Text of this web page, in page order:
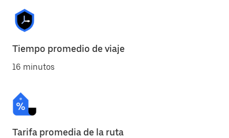
Tiempo promedio de viaje
16 minutos
Tarifa promedia de la ruta